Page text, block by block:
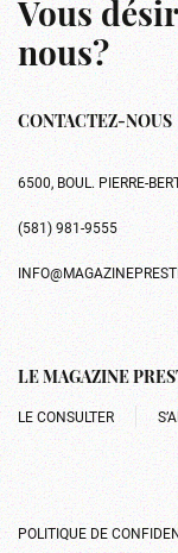
Vous
nous?
CONTACTEZ-NOUS
6500, BOUL. PIERRE-
(581) 981-9555
LE MAGAZINE
LE CONSULTER
POLITIQUE DE